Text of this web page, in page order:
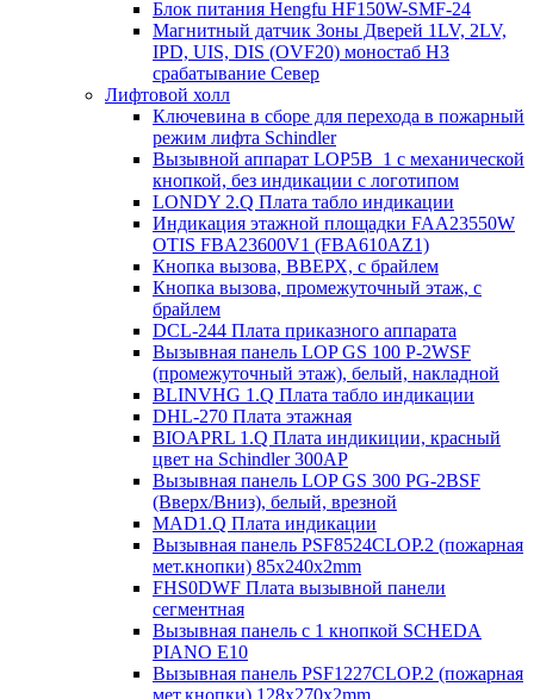
Блок питания Hengfu HF150W-SMF-24
Магнитный датчик Зоны Дверей 1LV, 2LV,
IPD, UIS, DIS (OVF20) моностаб НЗ
срабатывание Cевер
Лифтовой холл
Ключевина в сборе для перехода в пожарный
режим лифта Schindler
Вызывной аппарат LOP5B_1 с механической
кнопкой, без индикации с логотипом
LONDY 2.Q Плата табло индикации
Индикация этажной площадки FAA23550W
OTIS FBA23600V1 (FBA610AZ1)
Кнопка вызова, ВВЕРХ, с брайлем
Кнопка вызова, промежуточный этаж, с
брайлем
DCL-244 Плата приказного аппарата
Вызывная панель LOP GS 100 P-2WSF
(промежуточный этаж), белый, накладной
BLINVHG 1.Q Плата табло индикации
DHL-270 Плата этажная
BIOAPRL 1.Q Плата индикиции, красный
цвет на Schindler 300AP
Вызывная панель LOP GS 300 PG-2BSF
(Вверх/Вниз), белый, врезной
MAD1.Q Плата индикации
Вызывная панель PSF8524CLOP.2 (пожарная
мет.кнопки) 85х240х2mm
FHS0DWF Плата вызывной панели
сегментная
Вызывная панель с 1 кнопкой SCHEDA
PIANO E10
Вызывная панель PSF1227CLOP.2 (пожарная
мет.кнопки) 128х270х2mm